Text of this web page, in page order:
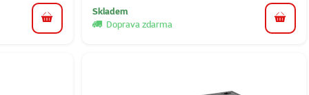
do košíku
Skladem
Doprava zdarma
do